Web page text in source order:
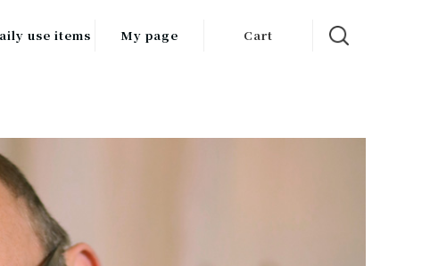
use items
キッチン用品
グラス・酒器・
器
My page Cart